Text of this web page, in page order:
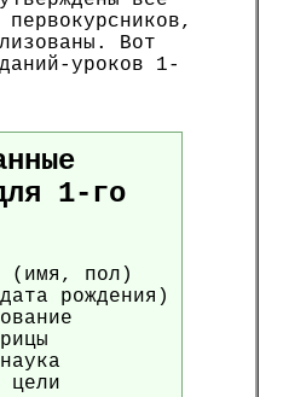
Вот
уроков 1-
1-го
(имя, пол)
рождения)
цели